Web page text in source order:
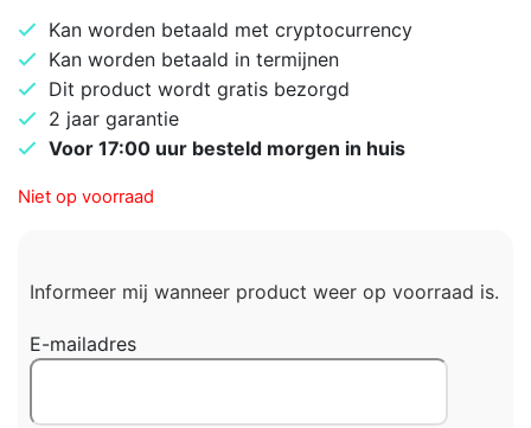
Kan worden betaald met cryptocurrency
Kan worden betaald in termijnen
Dit product wordt gratis bezorgd
2 jaar garantie
Voor 17:00 uur besteld morgen in huis
Niet op voorraad
Informeer mij wanneer product weer op voorraad is.
E-mailadres